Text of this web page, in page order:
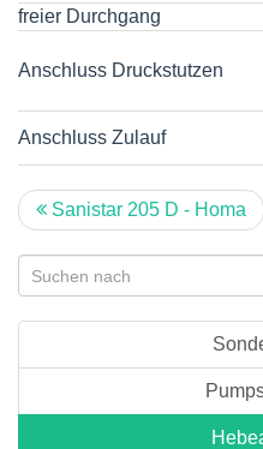
freier Durchgang
Anschluss Druckstutzen
Anschluss Zulauf
Sanistar 205 D - Homa